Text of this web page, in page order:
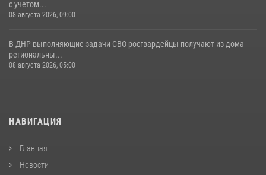
с учетом...
08 августа 2026, 09:00
В ДНР выполняющие задачи СВО росгвардейцы получают из дома
региональны...
08 августа 2026, 05:00
НАВИГАЦИЯ
Главная
Новости